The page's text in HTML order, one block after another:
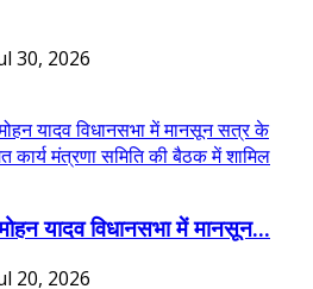
30, 2026
यादव विधानसभा में मानसून...
20, 2026